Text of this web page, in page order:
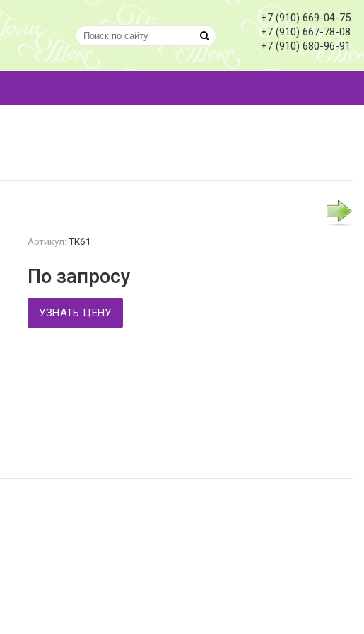
+7 (910) 669-04-75
+7 (910) 667-78-08
+7 (910) 680-96-91
Артикул: ТК61
По запросу
УЗНАТЬ ЦЕНУ